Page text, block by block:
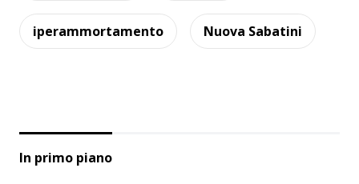
iperammortamento Nuova Sabatini
In primo piano